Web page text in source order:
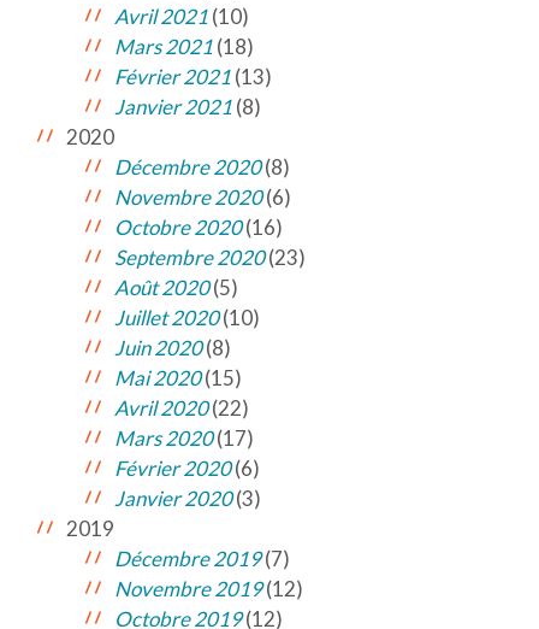
Avril 2021(10)
Mars 2021(18)
Février 2021(13)
Janvier 2021(8)
2020
Décembre 2020(8)
Novembre 2020(6)
Octobre 2020(16)
Septembre 2020(23)
Août 2020(5)
Juillet 2020(10)
Juin 2020(8)
Mai 2020(15)
Avril 2020(22)
Mars 2020(17)
Février 2020(6)
Janvier 2020(3)
2019
Décembre 2019(7)
Novembre 2019(12)
Octobre 2019(12)